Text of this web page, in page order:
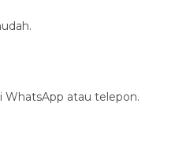
WhatsApp atau telepon.